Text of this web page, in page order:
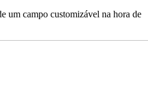
um campo customizável na hora de